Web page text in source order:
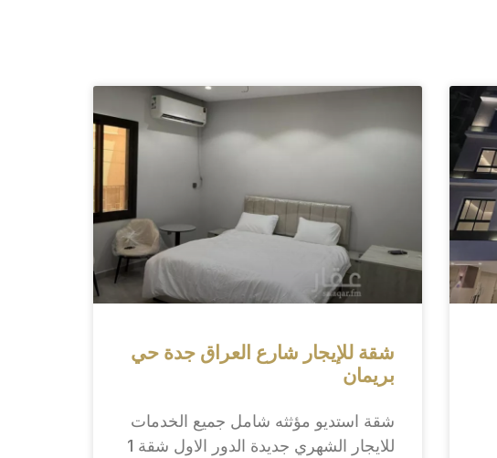
شقة للإيجار شارع العراق جدة حي
بريمان
شقة استديو مؤثثه شامل جميع الخدمات
للايجار الشهري جديدة الدور الاول شقة 1